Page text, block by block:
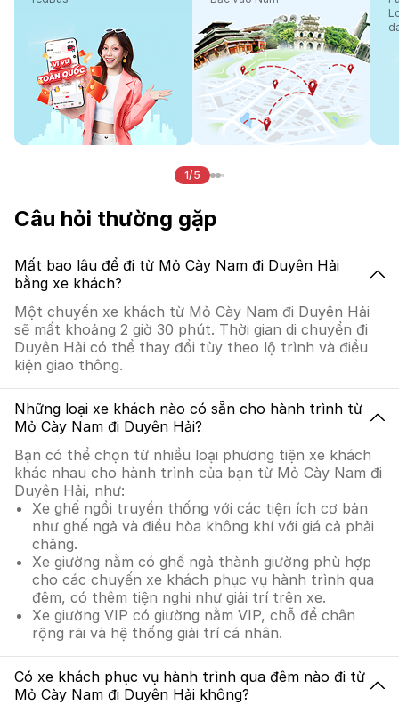
1/5
Câu hỏi thường gặp
Mất bao lâu để đi từ Mỏ Cày Nam đi Duyên Hải
bằng xe khách?
Một chuyến xe khách từ Mỏ Cày Nam đi Duyên Hải
sẽ mất khoảng 2 giờ 30 phút. Thời gian di chuyển đi
Duyên Hải có thể thay đổi tùy theo lộ trình và điều
kiện giao thông.
Những loại xe khách nào có sẵn cho hành trình từ
Mỏ Cày Nam đi Duyên Hải?
Bạn có thể chọn từ nhiều loại phương tiện xe khách
khác nhau cho hành trình của bạn từ Mỏ Cày Nam đi
Duyên Hải, như:
Xe ghế ngồi truyền thống với các tiện ích cơ bản
như ghế ngả và điều hòa không khí với giá cả phải
chăng.
Xe giường nằm có ghế ngả thành giường phù hợp
cho các chuyến xe khách phục vụ hành trình qua
đêm, có thêm tiện nghi như giải trí trên xe.
Xe giường VIP có giường nằm VIP, chỗ để chân
rộng rãi và hệ thống giải trí cá nhân.
Có xe khách phục vụ hành trình qua đêm nào đi từ
Mỏ Cày Nam đi Duyên Hải không?